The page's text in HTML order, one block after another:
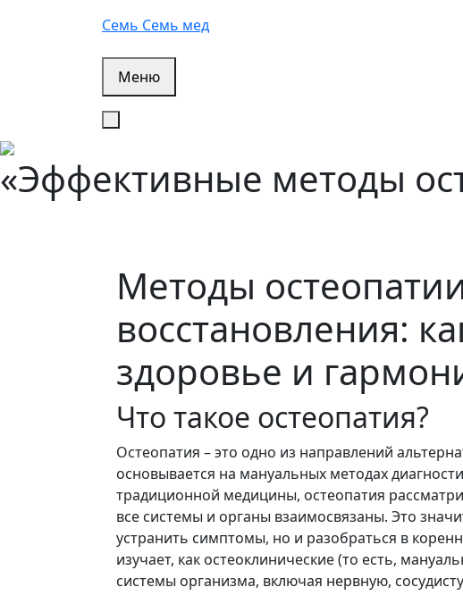
Семь Семь мед
Меню
«Эффективные методы
Методы
восстановления:
здоровье и
Что такое остеопатия?
Остеопатия – это одно из направлений
основывается на мануальных методах
традиционной медицины, остеопатия
все системы и органы взаимосвязаны. Это
устранить симптомы, но и разобраться в
изучает, как остеоклинические (то есть,
системы организма, включая нервную,